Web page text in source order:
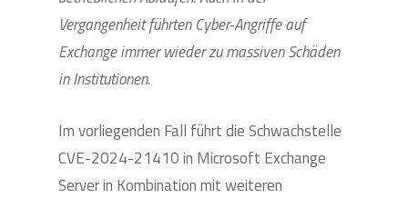
Vergangenheit führten Cyber-Angriffe auf
Exchange immer wieder zu massiven Schäden
in Institutionen.
Im vorliegenden Fall führt die Schwachstelle
CVE-2024-21410 in Microsoft Exchange
Server in Kombination mit weiteren